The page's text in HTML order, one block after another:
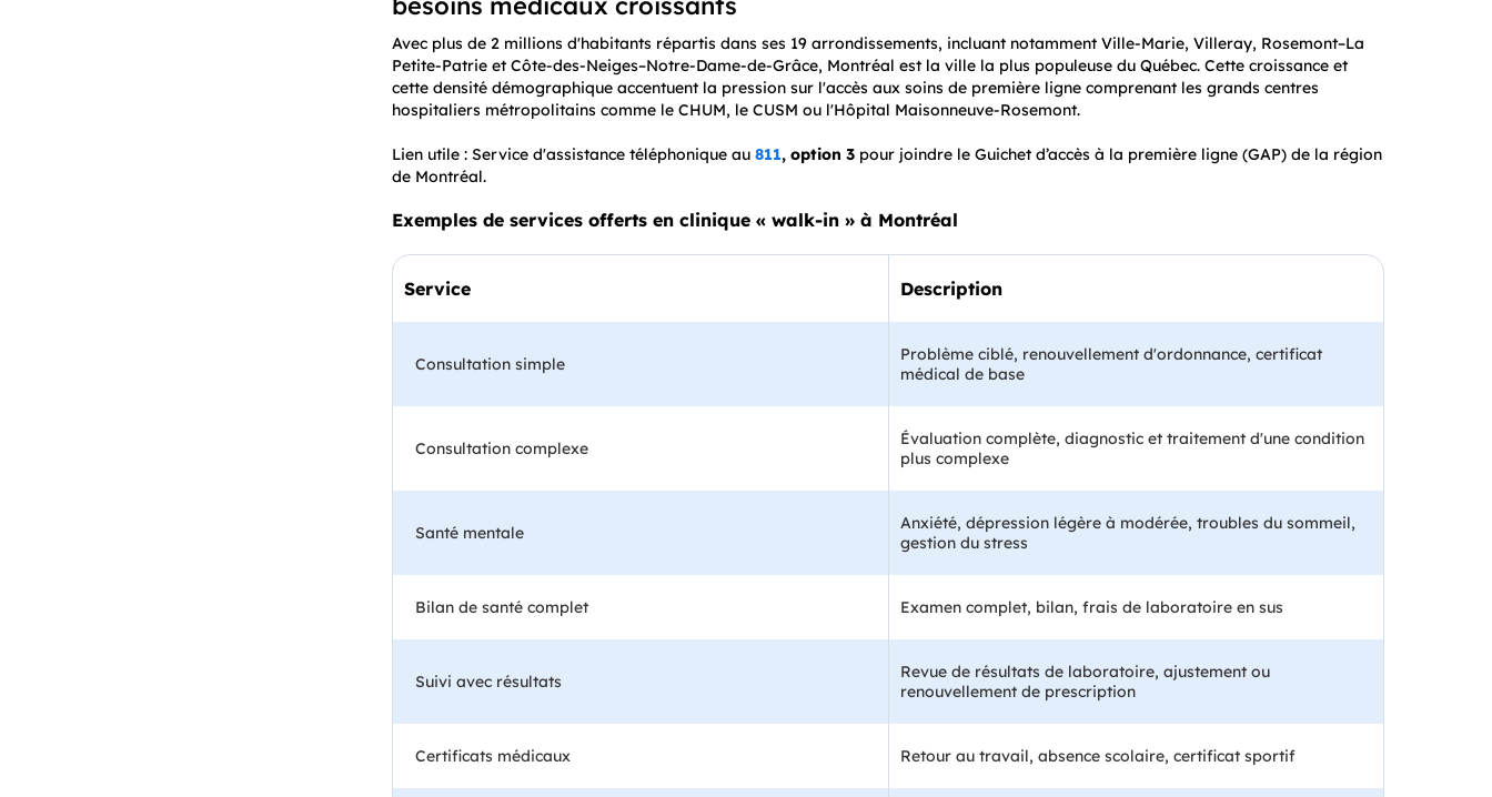
Avec plus de 2 millions d'habitants répartis dans ses 19 arrondissements, incluant notamment Ville-Marie, Villeray, Rosemont–La
Petite-Patrie et Côte-des-Neiges–Notre-Dame-de-Grâce, Montréal est la ville la plus populeuse du Québec. Cette croissance et
cette densité démographique accentuent la pression sur l'accès aux soins de première ligne comprenant les grands centres
hospitaliers métropolitains comme le CHUM, le CUSM ou l'Hôpital Maisonneuve-Rosemont.
Lien utile : Service d'assistance téléphonique au 811, option 3 pour joindre le Guichet d’accès à la première ligne (GAP) de la région
de Montréal.
Exemples de services offerts en clinique « walk-in » à Montréal
Service Description
Consultation simple
Problème ciblé, renouvellement d'ordonnance, certificat
médical de base
Consultation complexe
Évaluation complète, diagnostic et traitement d'une condition
plus complexe
Santé mentale
Anxiété, dépression légère à modérée, troubles du sommeil,
gestion du stress
Bilan de santé complet Examen complet, bilan, frais de laboratoire en sus
Suivi avec résultats
Revue de résultats de laboratoire, ajustement ou
renouvellement de prescription
Certificats médicaux Retour au travail, absence scolaire, certificat sportif